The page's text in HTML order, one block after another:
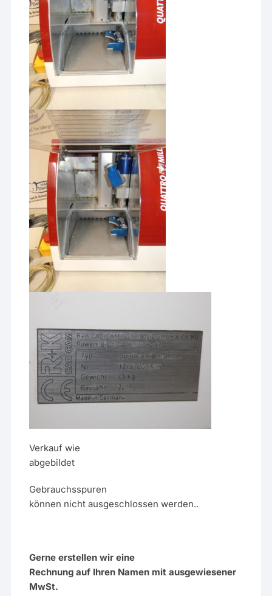
Verkauf wie
abgebildet
Gebrauchsspuren
können nicht ausgeschlossen werden..
Gerne erstellen wir eine
Rechnung auf Ihren Namen mit ausgewiesener
MwSt.